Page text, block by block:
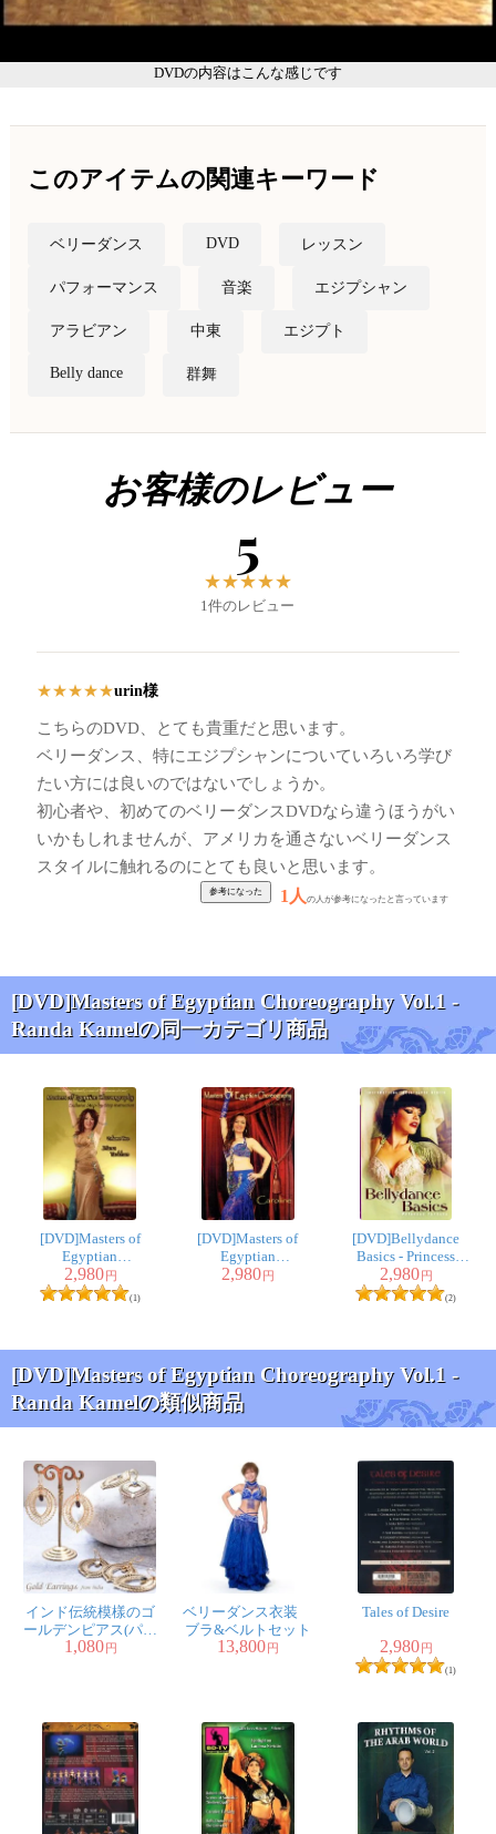
DVDの内容はこんな感じです
このアイテムの関連キーワード
ベリーダンス DVD レッスン
パフォーマンス 音楽 エジプシャン
アラビアン 中東 エジプト
Belly dance 群舞
お客様のレビュー
5
★★★★★
1件のレビュー
★★★★★urin様
こちらのDVD、とても貴重だと思います。
ベリーダンス、特にエジプシャンについていろいろ学び
たい方には良いのではないでしょうか。
初心者や、初めてのベリーダンスDVDなら違うほうがい
いかもしれませんが、アメリカを通さないベリーダンス
スタイルに触れるのにとても良いと思います。
1人の人が参考になったと言っています
[DVD]Masters of Egyptian Choreography Vol.1 -
Randa Kamelの同一カテゴリ商品
[DVD]Masters of
Egyptian
Choreography Vol.2 -
Diana Tarkhan
2,980円
(1)
[DVD]Masters of
Egyptian
Choreography Vol.10 -
2,980円
[DVD]Bellydance
Basics - Princess
Farhana
2,980円
(2)
[DVD]Masters of Egyptian Choreography Vol.1 -
Randa Kamelの類似商品
インド伝統模樣のゴ
ールデンピアス(パワ
ーストーン付)
1,080 円
ベリーダンス衣装
ブラ&ベルトセット
13,800 円
Tales of Desire
2,980 円
(1)